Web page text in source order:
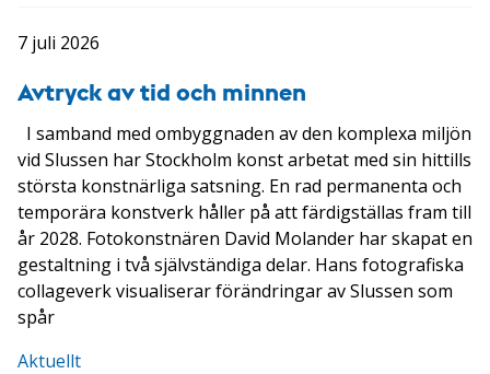
7 juli 2026
Avtryck av tid och minnen
I samband med ombyggnaden av den komplexa miljön
vid Slussen har Stockholm konst arbetat med sin hittills
största konstnärliga satsning. En rad permanenta och
temporära konstverk håller på att färdigställas fram till
år 2028. Fotokonstnären David Molander har skapat en
gestaltning i två självständiga delar. Hans fotografiska
collageverk visualiserar förändringar av Slussen som
spår
Aktuellt